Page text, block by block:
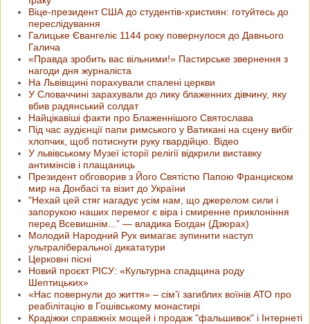
Віце-президент США до студентів-християн: готуйтесь до
переслідування
Галицьке Євангеліє 1144 року повернулося до Давнього
Галича
«Правда зробить вас вільними!» Пастирське звернення з
нагоди дня журналіста
На Львівщині порахували спалені церкви
У Словаччині зарахували до лику блаженних дівчину, яку
вбив радянський солдат
Найцікавіші факти про Блаженнішого Святослава
Під час аудієнції папи римського у Ватикані на сцену вибіг
хлопчик, щоб потиснути руку гвардійцю. Відео
У львівському Музеї історії релігії відкрили виставку
антимінсів і плащаниць
Президент обговорив з Його Святістю Папою Франциском
мир на Донбасі та візит до України
"Нехай цей стяг нагадує усім нам, що джерелом сили і
запорукою наших перемог є віра і смиренне приклоніння
перед Всевишнім...” — владика Богдан (Дзюрах)
Молодий Народний Рух вимагає зупинити наступ
ультраліберальної дикататури
Церковні пісні
Новий проєкт РІСУ: «Культурна спадщина роду
Шептицьких»
«Нас повернули до життя» – сім’ї загиблих воїнів АТО про
реабілітацію в Гошівському монастирі
Крадіжки справжніх мощей і продаж "фальшивок" і Інтернеті